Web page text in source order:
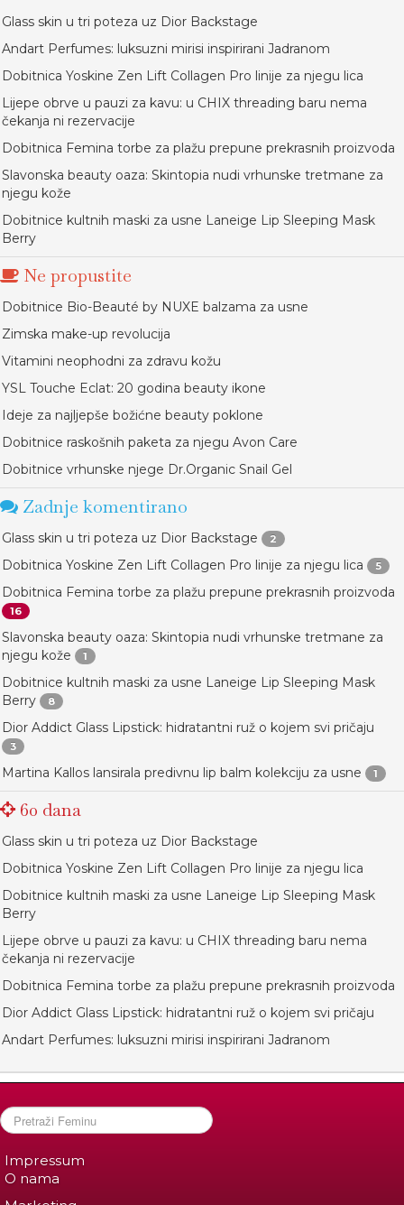
Glass skin u tri poteza uz Dior Backstage
Andart Perfumes: luksuzni mirisi inspirirani Jadranom
Dobitnica Yoskine Zen Lift Collagen Pro linije za njegu lica
Lijepe obrve u pauzi za kavu: u CHIX threading baru nema
čekanja ni rezervacije
Dobitnica Femina torbe za plažu prepune prekrasnih proizvoda
Slavonska beauty oaza: Skintopia nudi vrhunske tretmane za
njegu kože
Dobitnice kultnih maski za usne Laneige Lip Sleeping Mask
Berry
Ne propustite
Dobitnice Bio-Beauté by NUXE balzama za usne
Zimska make-up revolucija
Vitamini neophodni za zdravu kožu
YSL Touche Eclat: 20 godina beauty ikone
Ideje za najljepše božićne beauty poklone
Dobitnice raskošnih paketa za njegu Avon Care
Dobitnice vrhunske njege Dr.Organic Snail Gel
Zadnje komentirano
Glass skin u tri poteza uz Dior Backstage 2
Dobitnica Yoskine Zen Lift Collagen Pro linije za njegu lica 5
Dobitnica Femina torbe za plažu prepune prekrasnih proizvoda
16
Slavonska beauty oaza: Skintopia nudi vrhunske tretmane za
njegu kože
1
Dobitnice kultnih maski za usne Laneige Lip Sleeping Mask
Berry
8
Dior Addict Glass Lipstick: hidratantni ruž o kojem svi pričaju
3
Martina Kallos lansirala predivnu lip balm kolekciju za usne 1
60 dana
Glass skin u tri poteza uz Dior Backstage
Dobitnica Yoskine Zen Lift Collagen Pro linije za njegu lica
Dobitnice kultnih maski za usne Laneige Lip Sleeping Mask
Berry
Lijepe obrve u pauzi za kavu: u CHIX threading baru nema
čekanja ni rezervacije
Dobitnica Femina torbe za plažu prepune prekrasnih proizvoda
Dior Addict Glass Lipstick: hidratantni ruž o kojem svi pričaju
Andart Perfumes: luksuzni mirisi inspirirani Jadranom
Impressum
O nama